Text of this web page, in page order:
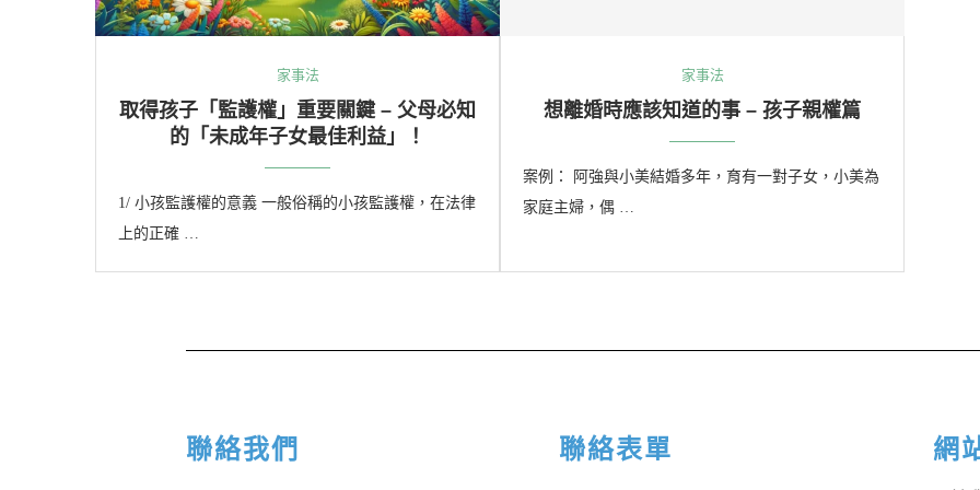
家事法
取得孩子「監護權」重要關鍵 – 父母必知
的「未成年子女最佳利益」！
1/ 小孩監護權的意義 一般俗稱的小孩監護權，在法律
上的正確 …
家事法
想離婚時應該知道的事 – 孩子親權篇
案例： 阿強與小美結婚多年，育有一對子女，小美為
家庭主婦，偶 …
聯絡我們 聯絡表單 網